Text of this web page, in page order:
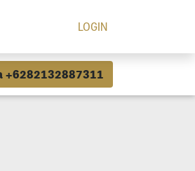
LOGIN
+6282132887311